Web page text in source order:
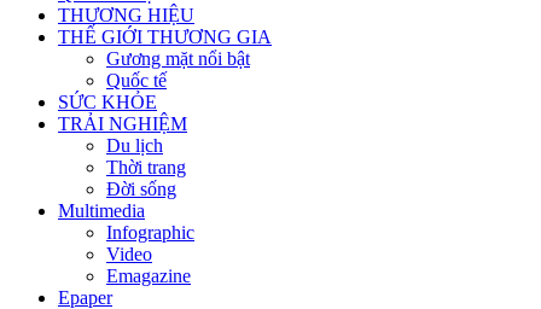
THƯƠNG HIỆU
THẾ GIỚI THƯƠNG GIA
Gương mặt nổi bật
Quốc tế
SỨC KHỎE
TRẢI NGHIỆM
Du lịch
Thời trang
Đời sống
Multimedia
Infographic
Video
Emagazine
Epaper